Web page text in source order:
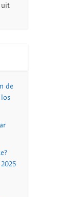
uit
de